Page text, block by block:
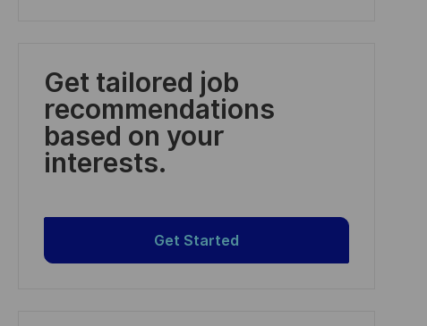
Get tailored job
recommendations
based on your
interests.
Get Started